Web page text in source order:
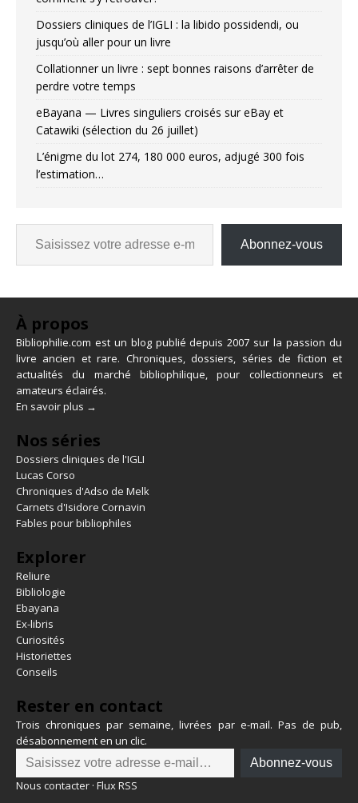
Dossiers cliniques de l’IGLI : la libido possidendi, ou
jusqu’où aller pour un livre
Collationner un livre : sept bonnes raisons d’arrêter de
perdre votre temps
eBayana — Livres singuliers croisés sur eBay et
Catawiki (sélection du 26 juillet)
L’énigme du lot 274, 180 000 euros, adjugé 300 fois
l’estimation…
Abonnez-vous
À propos
Bibliophilie.com est un blog publié depuis 2007 sur la passion du
livre ancien et rare. Chroniques, dossiers, séries de fiction et
actualités du marché bibliophilique, pour collectionneurs et
amateurs éclairés.
En savoir plus →
Nos séries
Dossiers cliniques de l'IGLI
Lucas Corso
Chroniques d'Adso de Melk
Carnets d'Isidore Cornavin
Fables pour bibliophiles
Explorer
Reliure
Bibliologie
Ebayana
Ex-libris
Curiosités
Historiettes
Conseils
Rester en contact
Trois chroniques par semaine, livrées par e-mail. Pas de pub,
désabonnement en un clic.
Abonnez-vous
Nous contacter · Flux RSS